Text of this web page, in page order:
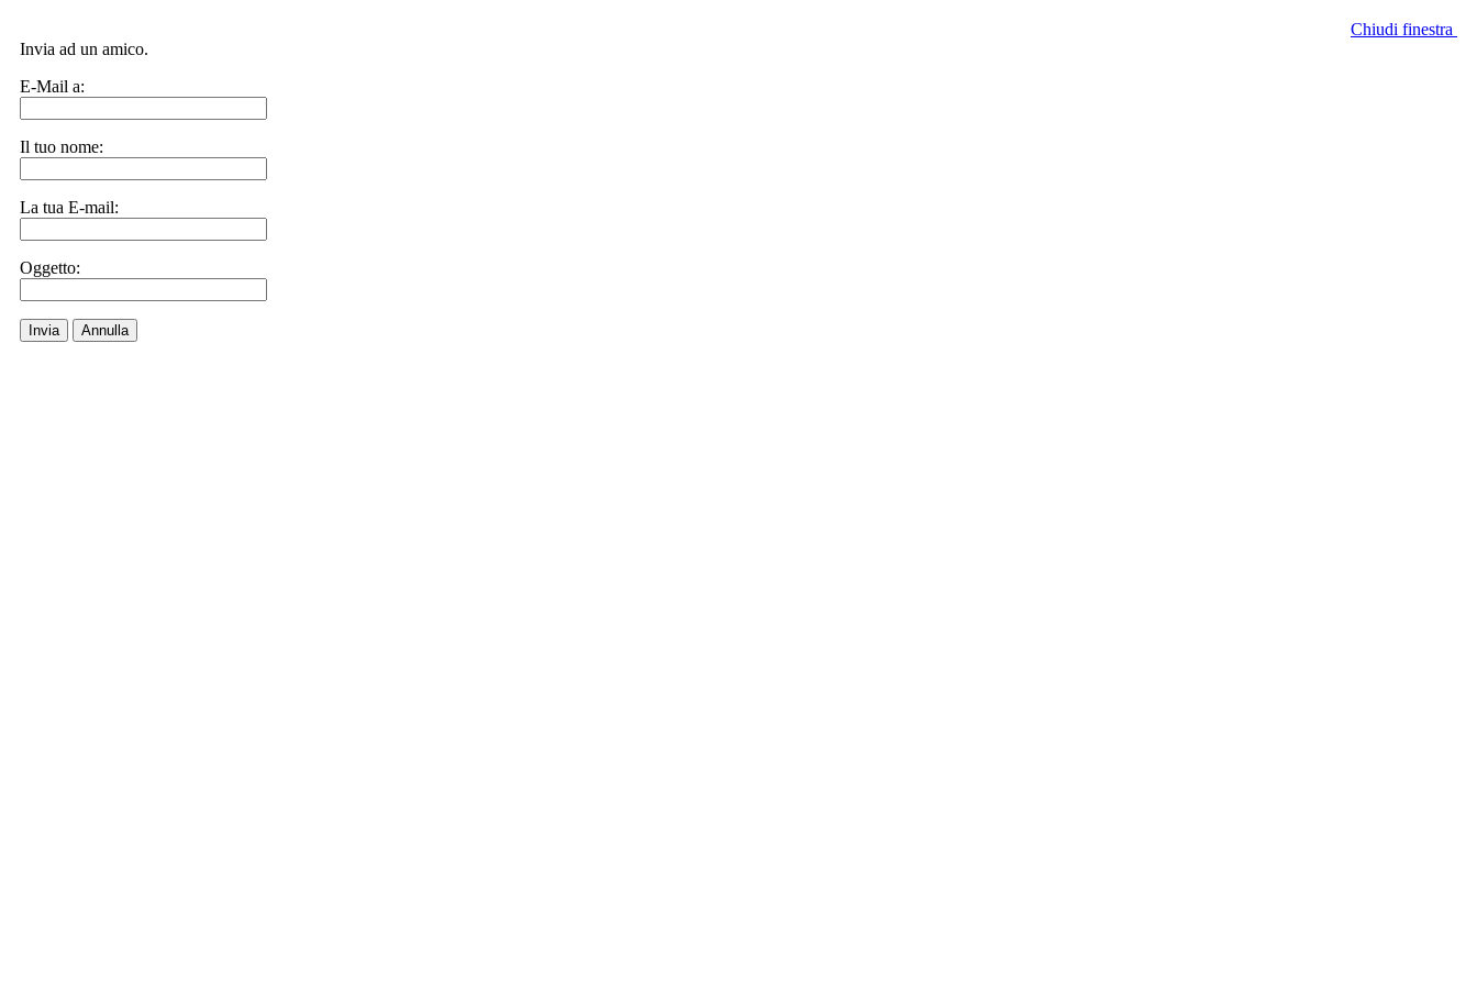
Chiudi finestra
Invia ad un amico.
E-Mail a:
Il tuo nome:
La tua E-mail:
Oggetto:
Invia Annulla